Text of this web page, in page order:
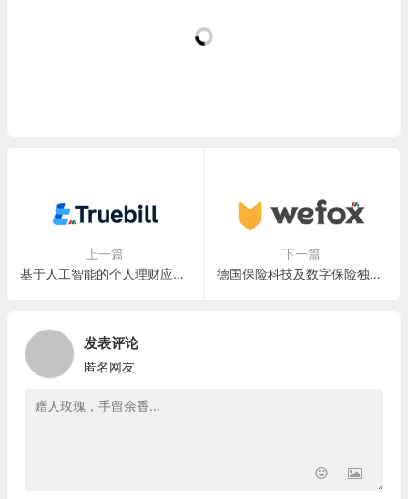
上一篇
基于人工智能的个人理财应用程序：Truebill, Inc.
下一篇
德国保险科技及数字保险独角兽公司：wefox Group AG
发表评论
匿名网友